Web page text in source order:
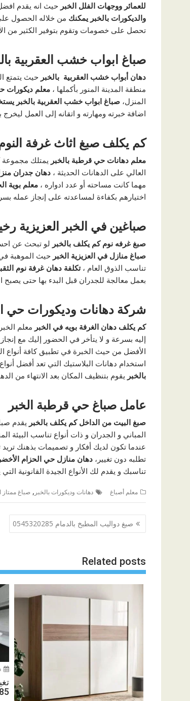
للعمائر ووجهات الفلل الخبر حيث انه يقدم
والديكورات بالخبر يمكنك من خلاله الحصول
تحصل على خصومات وتقوم بتوفير الكثير من
صباغ ابواب خشب العقربية
دهان أبواب خشب العقربية بالخبر حيث يتمتع
منطقة المدينة المنور بأكملها ، معلم ديكورات
المنزل، صباغ ابواب خشب العقربية بالخبر
اضافة خبرته ومهارته و اتقانه إلى العمل
كم يكلف صبغ اثاث غرفة النوم
معلم دهانات حي قرطبة بالخبر يمتلك مجموعة
العالي على الدهانات الحديثة ، دهان جدران
مهما كانت مساحته أو عدد ادواره ، معلم بوية
اختيارهم بكفاءة لمساعدته على إنجاز عمله
صباغين في الخبر العزيزية
صبغ غرفه نوم كم يكلف بالخبر لو تبحث عن
صباغ منازل في العزيزية الخبر حيث الموهبة
تناسب الذوق العام ،تكلفة دهان غرفة نوم
بعمل معالجة للجدران قبل البدء بها حتى
شركة دهانات وديكورات حي
كم يكلف دهان الغرفة بويه في الخبر معلم
إليه بسرعة و لا يتأخر في الحضور إليك مع
الأفضل من حيث الخبرة في تطبيق كافة أنواع
استخدام دهانات البلاستيك التي تعد أفضل
بالخبر يقوم بتنظيف المكان بعد الانتهاء من
عامل صباغ حي قرطبة الخبر
صبغ البيت من الداخل كم يكلف بالخبر يقدم
المباني و الجدران و ذات أنواع تناسب البيئة
عندما تكون لديك أفكار و تصميمات بذهنك
تطلبه دون تغيير، دهان منازل حي الحزام الأخضر
تناسبك و يقدم لك الأنواع الجيدة القانونية
معلم أصباغ دهانات وديكورات بالخبر , صباغ ممتاز
تصفّح
المقالات
صبغ دواليب المطبخ بالدمام 0545320285
Related posts